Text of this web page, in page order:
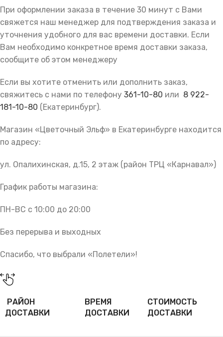
При оформлении заказа в течение 30 минут с Вами
свяжется наш менеджер для подтверждения заказа и
уточнения удобного для вас времени доставки. Если
Вам необходимо конкретное время доставки заказа,
сообщите об этом менеджеру
Если вы хотите отменить или дополнить заказ,
свяжитесь с нами по телефону 361-10-80 или 8 922-
181-10-80 (Екатеринбург).
Магазин «Цветочный Эльф» в Екатеринбурге находится
по адресу:
ул. Опалихинская, д.15, 2 этаж (район ТРЦ «Карнавал»)
График работы магазина:
ПН-ВС с 10:00 до 20:00
Без перерыва и выходных
Спасибо, что выбрали «Полетели»!
РАЙОН
ДОСТАВКИ
ВРЕМЯ
ДОСТАВКИ
СТОИМОСТЬ
ДОСТАВКИ